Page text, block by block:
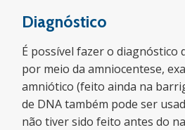
Diagnóstico
É possível fazer o diagnóstico
por meio da amniocentese,
amniótico (feito ainda na
de DNA também pode ser
não tiver sido feito antes do